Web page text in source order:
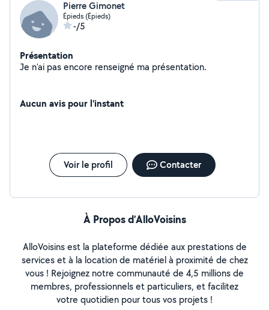
Pierre Gimonet
Épieds (Épieds)
-/5
Présentation
Je n'ai pas encore renseigné ma présentation.
Aucun avis pour l'instant
Voir le profil Contacter
À Propos d’AlloVoisins
AlloVoisins est la plateforme dédiée aux prestations de
services et à la location de matériel à proximité de chez
vous ! Rejoignez notre communauté de 4,5 millions de
membres, professionnels et particuliers, et facilitez
votre quotidien pour tous vos projets !